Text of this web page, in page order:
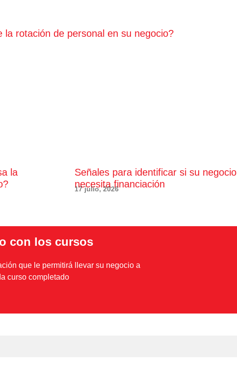
la rotación de personal en su negocio?
la
Señales para identificar si su negocio
necesita financiación
17 julio, 2026
con los cursos
que le permitirá llevar su negocio a
curso completado